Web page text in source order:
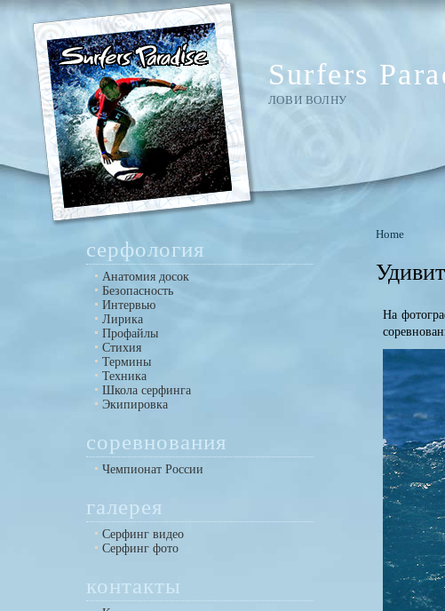
Surfers
ЛОВИ ВОЛНУ
серфология
Анатомия досок
Безопасность
Интервью
Лирика
Профайлы
Стихия
Термины
Техника
Школа серфинга
Экипировка
соревнования
Чемпионат России
галерея
Серфинг видео
Серфинг фото
контакты
Home
На